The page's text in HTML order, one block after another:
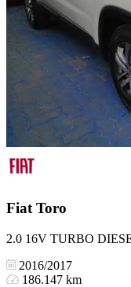
FiatToro
2.0 16V TURBO
2016/2017
186.147 km